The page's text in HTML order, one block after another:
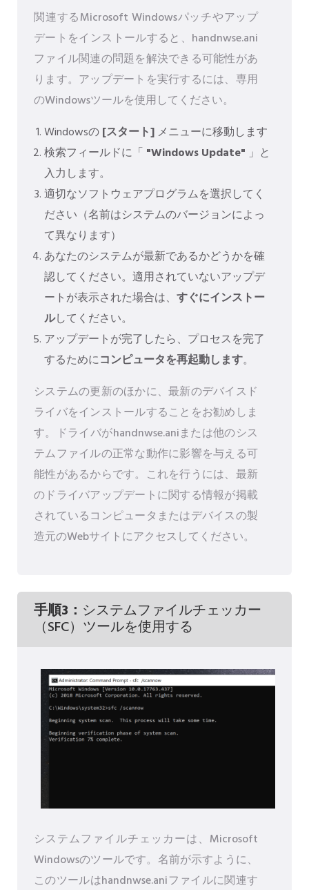
関連するMicrosoft Windowsパッチやアップ
デートをインストールすると、handnwse.ani
ファイル関連の問題を解決できる可能性があ
ります。アップデートを実行するには、専用
のWindowsツールを使用してください。
Windowsの[スタート] メニューに移動します
検索フィールドに「 "Windows Update" 」と
入力します。
適切なソフトウェアプログラムを選択してく
ださい（名前はシステムのバージョンによっ
て異なります）
あなたのシステムが最新であるかどうかを確
認してください。適用されていないアップデ
ートが表示された場合は、 すぐにインストー
ルしてください。
アップデートが完了したら、プロセスを完了
するためにコンピュータを再起動します。
システムの更新のほかに、最新のデバイスド
ライバをインストールすることをお勧めしま
す。ドライバがhandnwse.aniまたは他のシス
テムファイルの正常な動作に影響を与える可
能性があるからです。これを行うには、最新
のドライバアップデートに関する情報が掲載
されているコンピュータまたはデバイスの製
造元のWebサイトにアクセスしてください。
手順3： システムファイルチェッカー
（SFC）ツールを使用する
システムファイルチェッカーは、Microsoft
Windowsのツールです。名前が示すように、
このツールはhandnwse.aniファイルに関連す